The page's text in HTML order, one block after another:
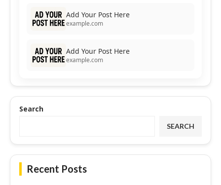
Add Your Post Here
example.com
Add Your Post Here
example.com
Search
SEARCH
Recent Posts